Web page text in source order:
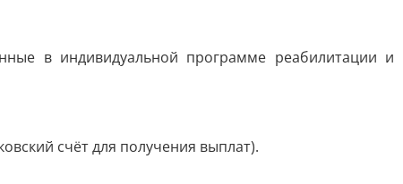
в индивидуальной программе реабилитации и
счёт для получения выплат).